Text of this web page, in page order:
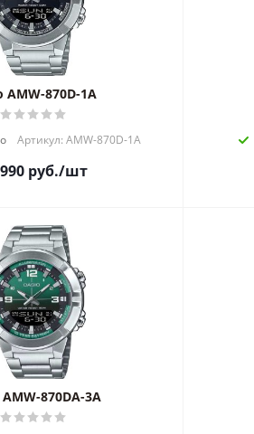
AMW-870D-1A
Артикул: AMW-870D-1A
руб./шт
870DA-3A